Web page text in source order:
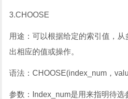
3.CHOOSE
用途：可以根据给定的索引值，
出相应的值或操作。
语法：CHOOSE(index_num，
参数：Index_num是用来指明待选